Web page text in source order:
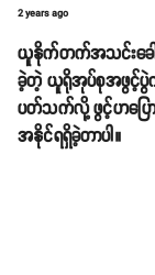
2 years ago
ယူနိုက်တက်အသင်းခေါင်
ခဲ့တဲ့ ယူရိုအုပ်စုအဖွင့်ပွဲက
ပတ်သက်လို့ ဖွင့်ဟပြော
အနိုင်ရရှိခဲ့တာပါ။